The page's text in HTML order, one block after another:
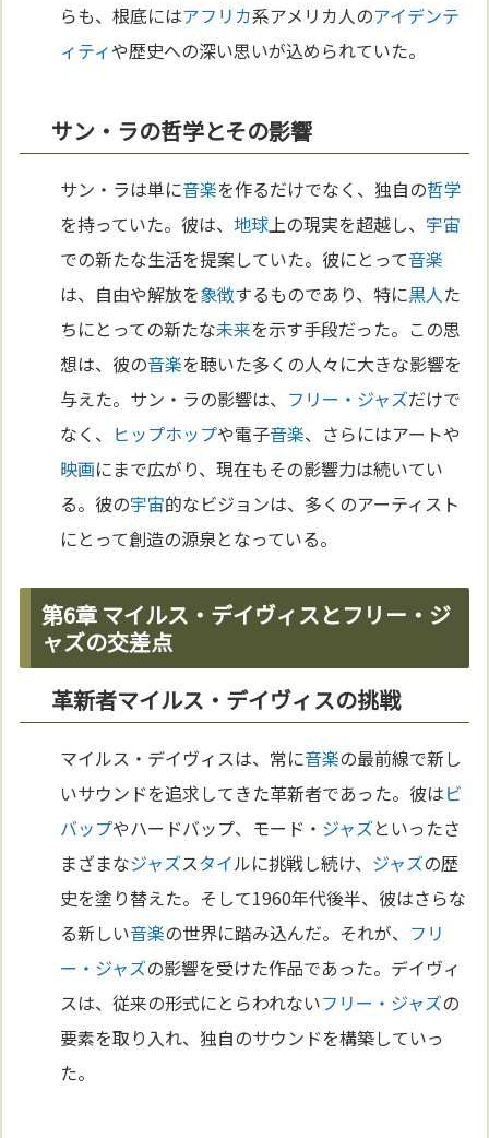
らも、根底にはアフリカ系アメリカ人のアイデンテ
ィティや歴史への深い思いが込められていた。
サン・ラの哲学とその影響
サン・ラは単に音楽を作るだけでなく、独自の哲学
を持っていた。彼は、地球 上の現実を超越し、 宇宙
での新たな生活を提案していた。彼にとって音楽
は、自由や解放を象徴するものであり、特に黒人 た
ちにとっての新たな未来を示す手段だった。この思
想は、彼の音楽を聴いた多くの人々に大きな影響を
与えた。サン・ラの影響は、 フリー・ジャズだけで
なく、 ヒップホップや電子音楽、さらにはアートや
映画にまで広がり、現在もその影響力は続いてい
る。彼の宇宙的なビジョンは、多くのアーティスト
にとって創造の源泉となっている。
第6章 マイルス・デイヴィスとフリー・ジ
ャズの交差点
革新者マイルス・デイヴィスの挑戦
マイルス・デイヴィスは、常に音楽の最前線で新し
いサウンドを追求してきた革新者であった。彼はビ
バップやハードバップ、モード・ ジャズといったさ
まざまなジャズスタイルに挑戦し続け、 ジャズの歴
史を塗り替えた。そして1960年代後半、彼はさらな
る新しい音楽の世界に踏み込んだ。それが、 フリ
ー・ジャズの影響を受けた作品であった。デイヴィ
スは、従来の形式にとらわれないフリー・ジャズの
要素を取り入れ、独自のサウンドを構築していっ
た。